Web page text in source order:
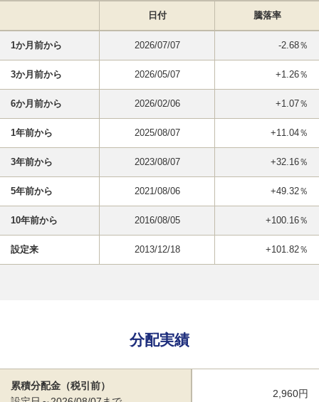
日付 騰落率
1か月前から 2026/07/07 -2.68％
3か月前から 2026/05/07 +1.26％
6か月前から 2026/02/06 +1.07％
1年前から 2025/08/07 +11.04％
3年前から 2023/08/07 +32.16％
5年前から 2021/08/06 +49.32％
10年前から 2016/08/05 +100.16％
設定来 2013/12/18 +101.82％
分配実績
累積分配金（税引前）
2,960円